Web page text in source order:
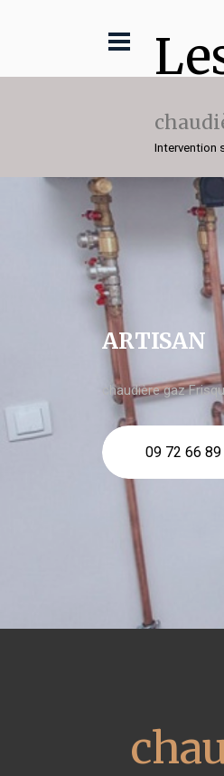
Intervention
ARTISAN
chaudière gaz
09 72 66 89